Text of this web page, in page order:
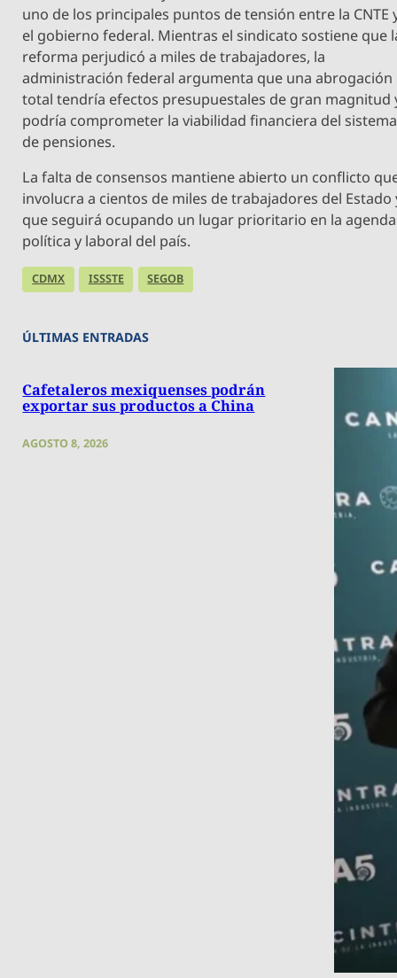
uno de los principales puntos de tensión entre la CNTE
el gobierno federal. Mientras el sindicato sostiene que
reforma perjudicó a miles de trabajadores, la
administración federal argumenta que una abrogación
total tendría efectos presupuestales de gran magnitud
podría comprometer la viabilidad financiera del sistema
de pensiones.
La falta de consensos mantiene abierto un conflicto
involucra a cientos de miles de trabajadores del Estado
que seguirá ocupando un lugar prioritario en la agenda
política y laboral del país.
CDMX ISSSTE SEGOB
ÚLTIMAS ENTRADAS
Cafetaleros mexiquenses podrán
exportar sus productos a China
AGOSTO 8, 2026